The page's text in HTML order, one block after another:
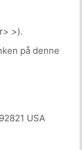
>).
på denne
USA